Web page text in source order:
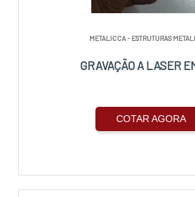
METALICCA - ESTRUTURAS
GRAVAÇÃO A LASER
COTAR AGORA